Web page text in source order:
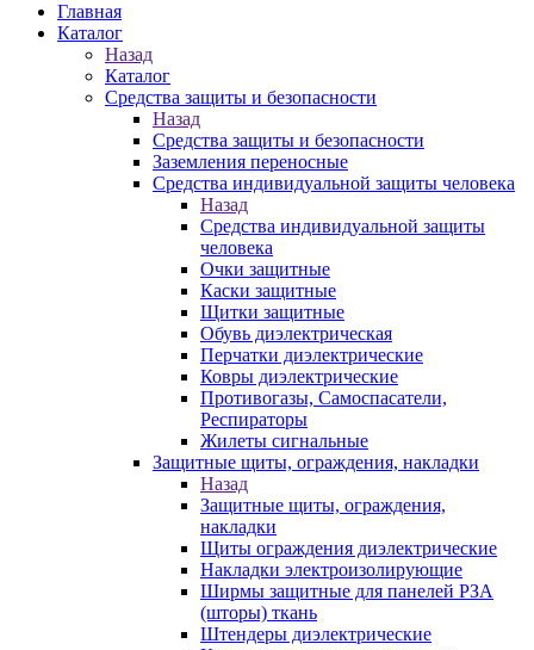
Главная
Каталог
Назад
Каталог
Средства защиты и безопасности
Назад
Средства защиты и безопасности
Заземления переносные
Средства индивидуальной защиты человека
Назад
Средства индивидуальной защиты
человека
Очки защитные
Каски защитные
Щитки защитные
Обувь диэлектрическая
Перчатки диэлектрические
Ковры диэлектрические
Противогазы, Самоспасатели,
Респираторы
Жилеты сигнальные
Защитные щиты, ограждения, накладки
Назад
Защитные щиты, ограждения,
накладки
Щиты ограждения диэлектрические
Накладки электроизолирующие
Ширмы защитные для панелей РЗА
(шторы) ткань
Штендеры диэлектрические